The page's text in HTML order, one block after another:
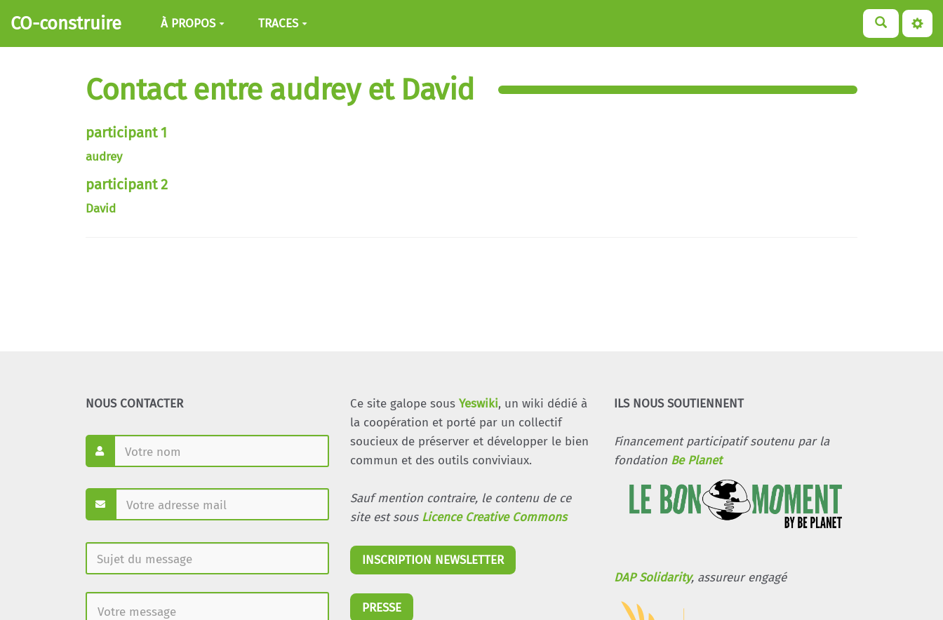
Aller au contenu principal
CO-construire À PROPOS TRACES
Contact entre audrey et David
participant 1
audrey
participant 2
David
NOUS CONTACTER Ce site galope sous Yeswiki, un wiki dédié à
la coopération et porté par un collectif
soucieux de préserver et développer le bien
commun et des outils conviviaux.
Sauf mention contraire, le contenu de ce
site est sous Licence Creative Commons
INSCRIPTION NEWSLETTER
PRESSE
ILS NOUS SOUTIENNENT
Financement participatif soutenu par la
fondation Be Planet
DAP Solidarity, assureur engagé